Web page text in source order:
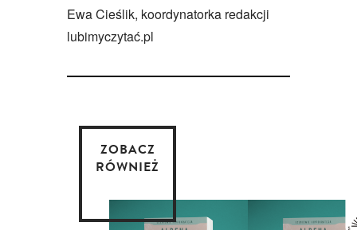
Ewa Cieślik, koordynatorka redakcji
lubimyczytać.pl
ZOBACZ
RÓWNIEŻ